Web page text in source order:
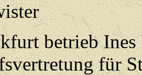
betrieb
für